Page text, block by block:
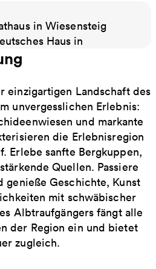
in Wiesensteig
Haus in
einzigartigen Landschaft des
unvergesslichen Erlebnis:
und markante
die Erlebnisregion
Erlebe sanfte Bergkuppen,
Quellen. Passiere
genieße Geschichte, Kunst
mit schwäbischer
Albtraufgängers fängt alle
der Region ein und bietet
zugleich.